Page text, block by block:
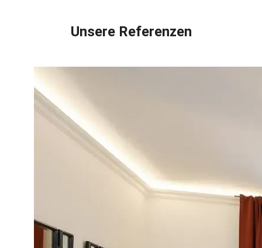
Unsere Referenzen